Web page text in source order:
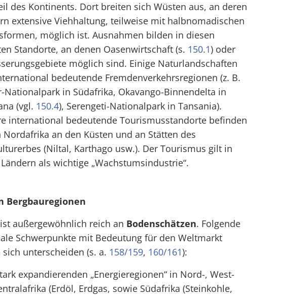
des Kontinents. Dort breiten sich Wüsten aus, an deren
extensive Viehhaltung, teilweise mit halbnomadischen
möglich ist. Ausnahmen bilden in diesen
Standorte, an denen Oasenwirtschaft (s. 150.1) oder
möglich sind. Einige Naturlandschaften
bedeutende Fremdenverkehrsregionen (z. B.
Nationalpark in Südafrika, Okavango-Binnendelta in
(vgl. 150.4), Serengeti-Nationalpark in Tansania).
international bedeutende Tourismusstandorte befinden
Nordafrika an den Küsten und an Stätten des
(Niltal, Karthago usw.). Der Tourismus gilt in
als wichtige „Wachstumsindustrie“.
Bergbauregionen
außergewöhnlich reich an Bodenschätzen. Folgende
Schwerpunkte mit Bedeutung für den Weltmarkt
sich unterscheiden (s. a. 158/159, 160/161):
expandierenden „Energieregionen“ in Nord-, West-
(Erdöl, Erdgas, sowie Südafrika (Steinkohle,